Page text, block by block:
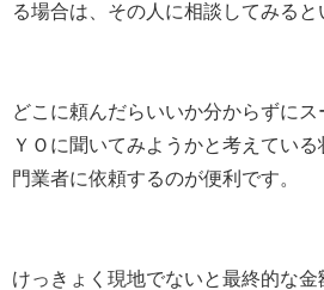
る場合は、その人に相談してみると
どこに頼んだらいいか分からずにス
ＹＯに聞いてみようかと考えてい
門業者に依頼するのが便利です。
けっきょく現地でないと最終的な金